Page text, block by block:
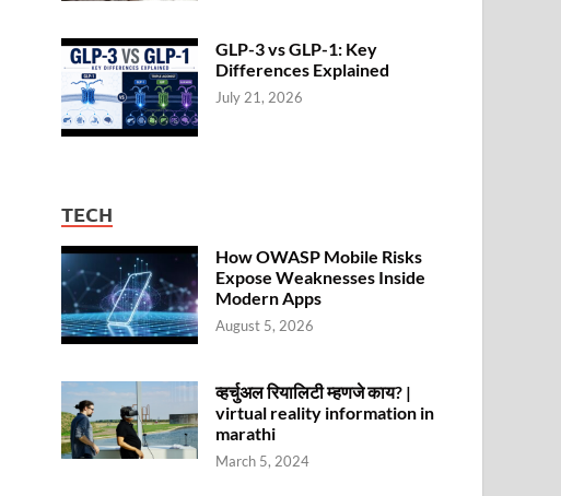
GLP-3 vs GLP-1: Key
Differences Explained
July 21, 2026
TECH
How OWASP Mobile Risks
Expose Weaknesses Inside
Modern Apps
August 5, 2026
व्हर्चुअल रियालिटी म्हणजे काय? |
virtual reality information in
marathi
March 5, 2024